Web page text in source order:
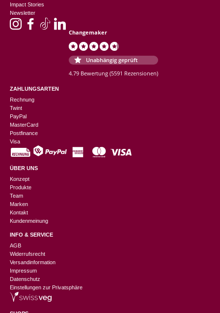
Impact Stories
Newsletter
Changemaker
Unabhängig geprüft
4.79 Bewertung (5591 Rezensionen)
ZAHLUNGSARTEN
Rechnung
Twint
PayPal
MasterCard
Postfinance
Visa
ÜBER UNS
Konzept
Produkte
Team
Marken
Kontakt
Kundenmeinung
INFO & SERVICE
AGB
Widerrufsrecht
Versandinformation
Impressum
Datenschutz
Einstellungen zur Privatsphäre